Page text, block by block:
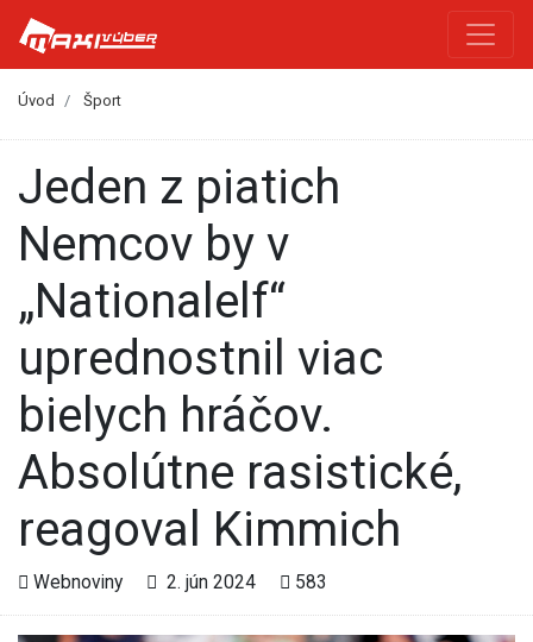
Úvod Šport
Jeden z piatich
Nemcov by v
„Nationalelf“
uprednostnil viac
bielych hráčov.
Absolútne rasistické,
reagoval Kimmich
Webnoviny 2. jún 2024 583